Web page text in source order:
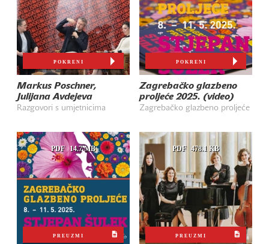
POKRENI
Markus Poschner,
Julijana Avdejeva
Razgovori s umjetnicima
POKRENI
Zagrebačko glazbeno
proljeće 2025. (video)
Zagrebačko glazbeno proljeće
PDF 14.7 MB
PREUZMI
PDF 478.1 KB
PREUZMI